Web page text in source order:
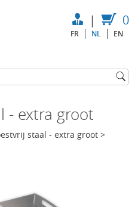
| 0
FR NL EN
- extra groot
staal - extra groot >